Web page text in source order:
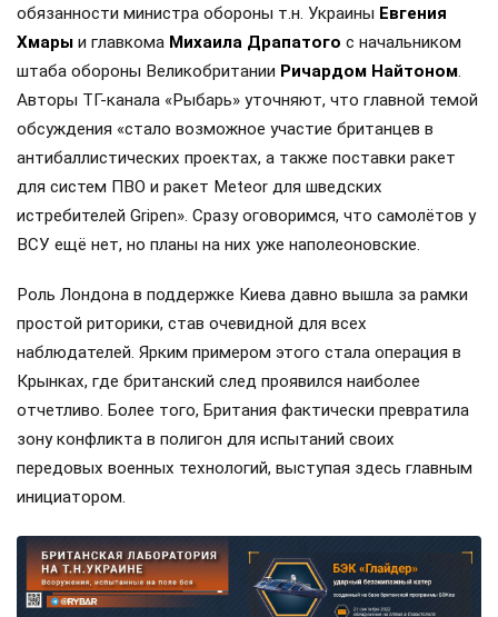
обязанности министра обороны т.н. Украины Евгения
Хмары и главкома Михаила Драпатого с начальником
штаба обороны Великобритании Ричардом Найтоном.
Авторы ТГ-канала «Рыбарь» уточняют, что главной темой
обсуждения «стало возможное участие британцев в
антибаллистических проектах, а также поставки ракет
для систем ПВО и ракет Meteor для шведских
истребителей Gripen». Сразу оговоримся, что самолётов у
ВСУ ещё нет, но планы на них уже наполеоновские.
Роль Лондона в поддержке Киева давно вышла за рамки
простой риторики, став очевидной для всех
наблюдателей. Ярким примером этого стала операция в
Крынках, где британский след проявился наиболее
отчетливо. Более того, Британия фактически превратила
зону конфликта в полигон для испытаний своих
передовых военных технологий, выступая здесь главным
инициатором.